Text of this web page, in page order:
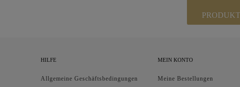
HILFE
Allgemeine Geschäftsbedingungen
MEIN KONTO
Meine Bestellungen